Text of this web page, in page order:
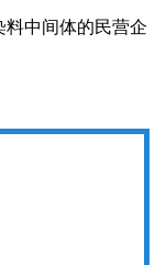
料中间体的民营企